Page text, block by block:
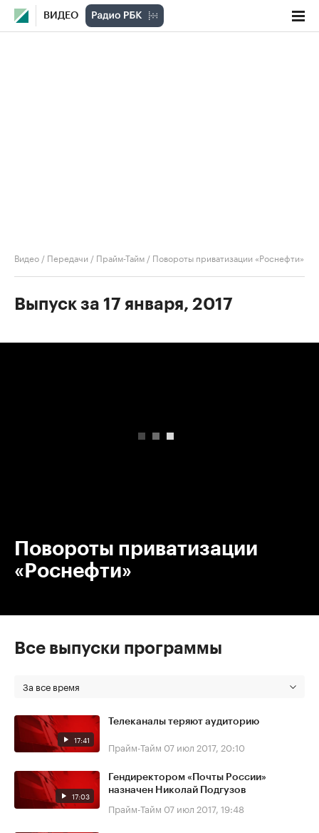
ВИДЕО
Видео / Передачи / Прайм-Тайм / Повороты приватизации «Роснефти»
Выпуск за 17 января, 2017
Повороты приватизации
«Роснефти»
Все выпуски программы
За все время
17:41
Телеканалы теряют аудиторию
Прайм-Тайм 07 июл 2017, 20:10
17:03
Гендиректором «Почты России»
назначен Николай Подгузов
Прайм-Тайм 07 июл 2017, 19:48